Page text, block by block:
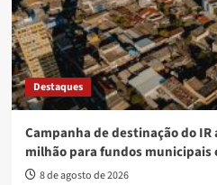
Destaques
Campanha de destinação do IR
milhão para fundos municipais
8 de agosto de 2026